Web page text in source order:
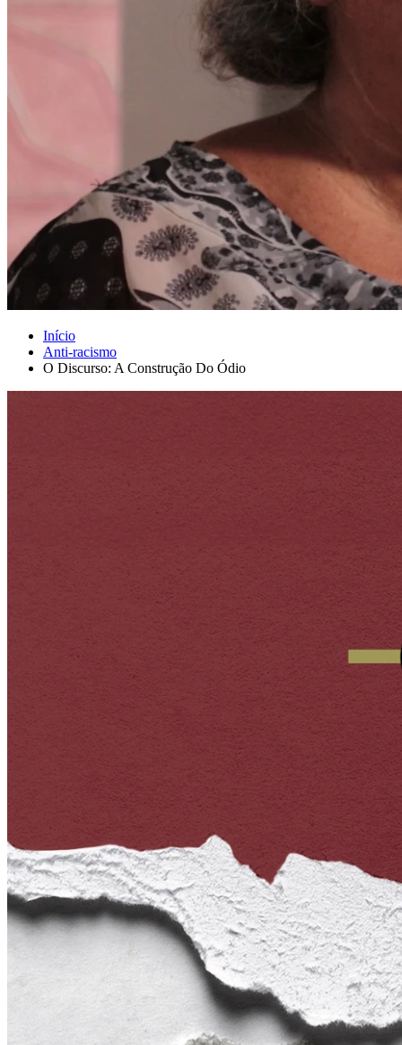
Início
Anti-racismo
O Discurso: A Construção Do Ódio